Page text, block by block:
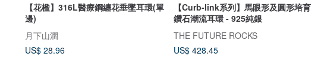
【花楹】316L醫療鋼纏花垂墜耳環(單
邊)
月下山澗
US$ 28.96
【Curb-link系列】馬眼形及圓形培育
鑽石潮流耳環 - 925純銀
THE FUTURE ROCKS
US$ 428.45